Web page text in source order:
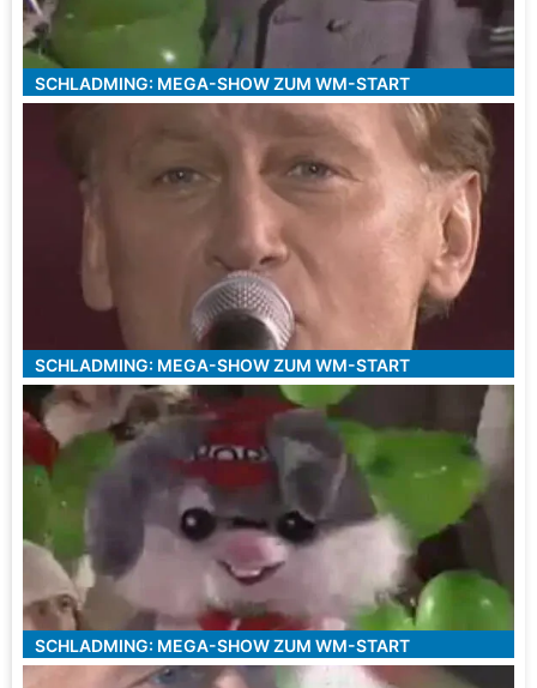
SCHLADMING: MEGA-SHOW ZUM WM-START
SCHLADMING: MEGA-SHOW ZUM WM-START
SCHLADMING: MEGA-SHOW ZUM WM-START